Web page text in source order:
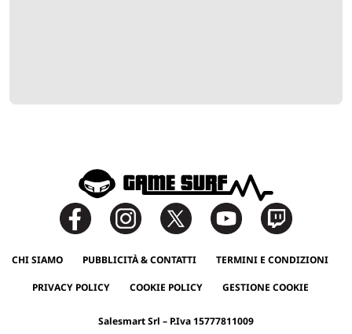
CHI SIAMO PUBBLICITÀ & CONTATTI TERMINI E CONDIZIONI
PRIVACY POLICY COOKIE POLICY GESTIONE COOKIE
Salesmart Srl – P.Iva 15777811009